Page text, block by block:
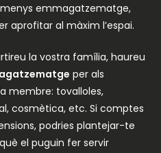
emmagatzematge,
aprofitar al màxim l’espai.
la vostra família, haureu
per als
membre: tovalloles,
cosmètica, etc. Si comptes
podries plantejar-te
el puguin fer servir